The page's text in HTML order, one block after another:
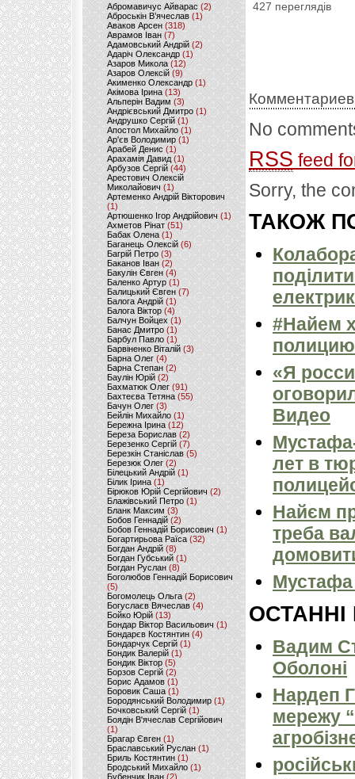
Абромавичус Айварас (2)
Аброськін В’ячеслав(1)
Аваков Арсен (318)
Аврамов Іван (7)
Адамовський Андрій(2)
Адаріч Олександр (1)
Азаров Микола (12)
Азаров Олексій (9)
Акименко Олександр(1)
Акімова Ірина(13)
Альперін Вадим (3)
Андрієвський Дмитро(1)
Андрушко Сергій(1)
Апостол Михайло(1)
Ар'єв Володимир (1)
Арабей Денис(1)
Арахамія Давид (1)
Арбузов Сергій (44)
Арестович Олексій
Миколайович(1)
Артеменко Андрій Вікторович
(1)
Артюшенко Ігор Андрійович(1)
Ахметов Рінат(51)
Бабак Олена(1)
Баганець Олексій(6)
Багрій Петро (3)
Баканов Іван(2)
Бакулін Євген (4)
Баленко Артур(1)
Балицький Євген(7)
Балога Андрій (1)
Балога Віктор (4)
Балчун Войцех (1)
Банас Дмитро (1)
Барбул Павло(1)
Барвіненко Віталій(3)
Барна Олег (4)
Барна Степан (2)
Баулін Юрій (2)
Бахматюк Олег (91)
Бахтеєва Тетяна(55)
Бачун Олег (3)
Бейлін Михайло (1)
Бережна Ірина(12)
Береза Борислав(2)
Березенко Сергій (7)
Березкін Станіслав (5)
Березюк Олег(2)
Білецький Андрій (1)
Білик Ірина (1)
Бірюков Юрій Сергійович (2)
Блажівський Петро (1)
Бланк Максим(3)
Бобов Геннадій (2)
Бобов Геннадій Борисович (1)
Богартирьова Раїса (32)
Богдан Андрій(8)
Богдан Губський (1)
Богдан Руслан(8)
Боголюбов Геннадій Борисович
(5)
Богомолець Ольга (2)
Богуслаєв Вячеслав (4)
Бойко Юрій (13)
Бондар Віктор Васильович (1)
Бондарєв Костянтин (4)
Бондарчук Сергій(1)
Бондик Валерій (1)
Бондик Віктор(5)
Борзов Сергiй (2)
Борис Адамов(1)
Боровик Саша (1)
Бородянський Володимир (1)
Бочковський Сергій (1)
Боядін В'ячеслав Сергійович
(1)
Брагар Євген (1)
Браславський Руслан (1)
Бриль Костянтин (1)
Бродський Михайло (1)
Бубенчик Іван(2)
427 переглядів
No
RSS feed
Sorry, the
ТАКОЖ
#Найем
полицию
«Я
Видео
лет в
Найєм
треба
Мустафа
ОСТАННІ
Вадим
Оболоні
Нардеп
мережу